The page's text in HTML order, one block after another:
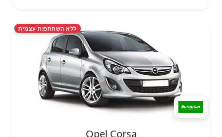
ללא השתתפות עצמית
Opel Corsa